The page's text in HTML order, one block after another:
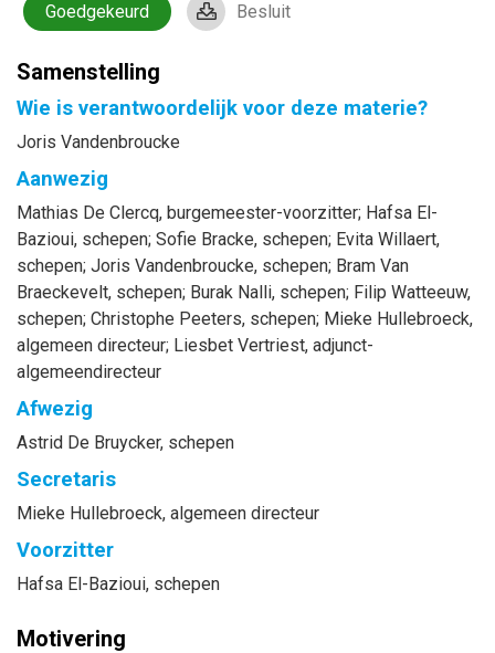
Goedgekeurd Besluit
Samenstelling
Wie is verantwoordelijk voor deze materie?
Joris Vandenbroucke
Aanwezig
Mathias De Clercq, burgemeester-voorzitter; Hafsa El-
Bazioui, schepen; Sofie Bracke, schepen; Evita Willaert,
schepen; Joris Vandenbroucke, schepen; Bram Van
Braeckevelt, schepen; Burak Nalli, schepen; Filip Watteeuw,
schepen; Christophe Peeters, schepen; Mieke Hullebroeck,
algemeen directeur; Liesbet Vertriest, adjunct-
algemeendirecteur
Afwezig
Astrid De Bruycker, schepen
Secretaris
Mieke Hullebroeck, algemeen directeur
Voorzitter
Hafsa El-Bazioui, schepen
Motivering